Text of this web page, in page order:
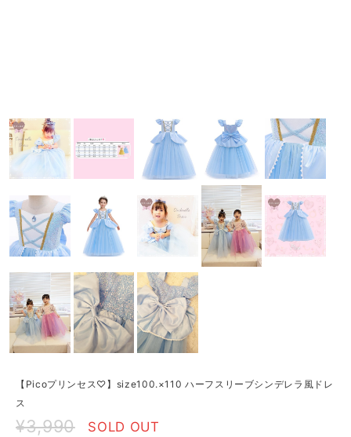
【Picoプリンセス♡】size100.×110 ハーフスリーブシンデレラ風ドレ
ス
¥3,990 SOLD OUT